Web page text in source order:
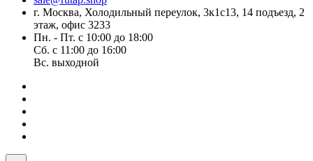
г. Москва, Холодильный переулок, 3к1с13, 14 подъезд, 2
этаж, офис 3233
Пн. - Пт. с 10:00 до 18:00
Сб. с 11:00 до 16:00
Вс. выходной